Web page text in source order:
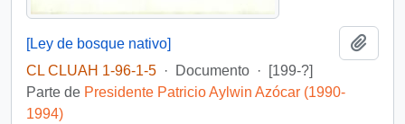
[Ley de bosque nativo]
CL CLUAH 1-96-1-5 · Documento ·
[199-?]
Parte de Presidente Patricio Aylwin Azócar (1990-
1994)